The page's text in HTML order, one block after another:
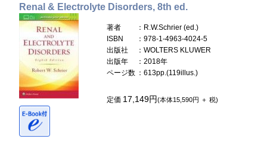
Renal & Electrolyte Disorders, 8th ed.
著者
：R.W.Schrier (ed.)
ISBN
：978-1-4963-4024-5
出版社
：WOLTERS KLUWER
出版年
：2018年
ページ数 ：613pp.(119illus.)
定価 17,149円(本体15,590円 ＋ 税)